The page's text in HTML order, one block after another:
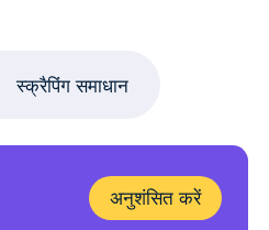
स्क्रैपिंग समाधान
अनुशंसित करें